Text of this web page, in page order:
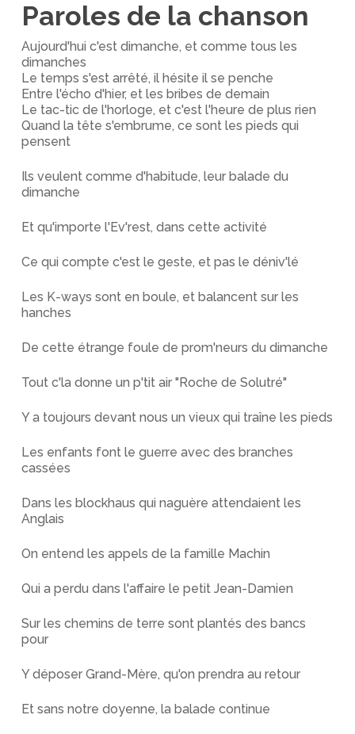
Paroles de la chanson
Aujourd'hui c'est dimanche, et comme tous les
dimanches
Le temps s'est arrêté, il hésite il se penche
Entre l'écho d'hier, et les bribes de demain
Le tac-tic de l'horloge, et c'est l'heure de plus rien
Quand la tête s'embrume, ce sont les pieds qui
pensent
Ils veulent comme d'habitude, leur balade du
dimanche
Et qu'importe l'Ev'rest, dans cette activité
Ce qui compte c'est le geste, et pas le déniv'lé
Les K-ways sont en boule, et balancent sur les
hanches
De cette étrange foule de prom'neurs du dimanche
Tout c'la donne un p'tit air "Roche de Solutré"
Y a toujours devant nous un vieux qui traîne les pieds
Les enfants font le guerre avec des branches
cassées
Dans les blockhaus qui naguère attendaient les
Anglais
On entend les appels de la famille Machin
Qui a perdu dans l'affaire le petit Jean-Damien
Sur les chemins de terre sont plantés des bancs
pour
Y déposer Grand-Mère, qu'on prendra au retour
Et sans notre doyenne, la balade continue